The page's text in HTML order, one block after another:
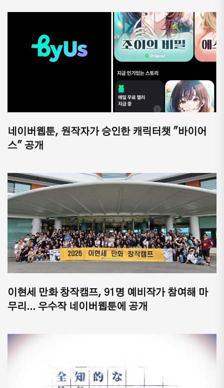
네이버웹툰, 원작자가 승인한 캐릭터챗 "바이어
스" 공개
이현세 만화 창작캠프, 91명 예비작가 참여해 마
무리... 우수작 네이버웹툰에 공개